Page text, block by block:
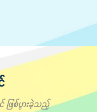
ြစ်ပွားခဲ့သည့်